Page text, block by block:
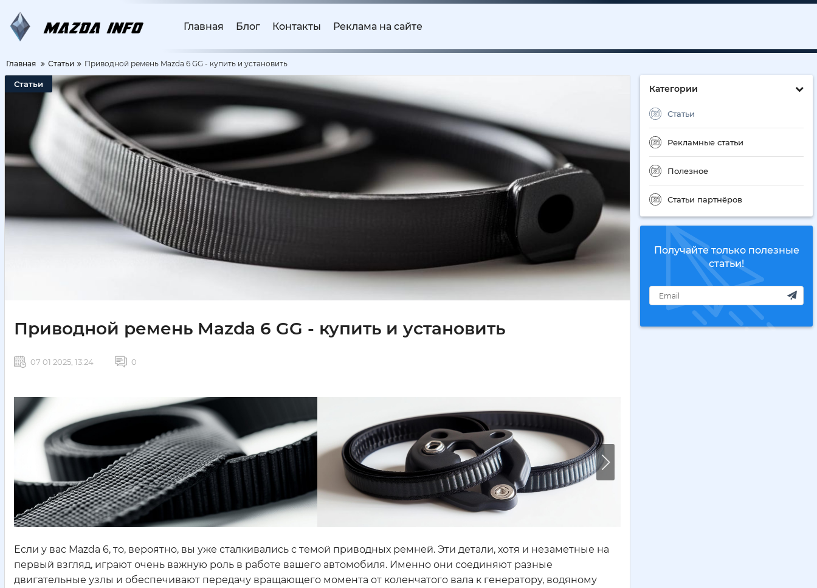
Главная Блог Контакты Реклама на сайте
Главная Статьи Приводной ремень Mazda 6 GG - купить и установить
Категории
Статьи
Рекламные статьи
Полезное
Статьи партнёров
Получайте только полезные
статьи!
Статьи
Приводной ремень Mazda 6 GG - купить и установить
07 01 2025, 13:24 0
Если у вас Mazda 6, то, вероятно, вы уже сталкивались с темой приводных ремней. Эти детали, хотя и незаметные на
первый взгляд, играют очень важную роль в работе вашего автомобиля. Именно они соединяют разные
двигательные узлы и обеспечивают передачу вращающего момента от коленчатого вала к генератору, водяному